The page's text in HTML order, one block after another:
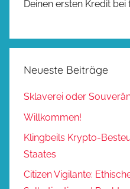
Deinen ersten Kredit
Neueste Beiträge
Sklaverei oder
Willkommen!
Klingbeils Krypto-
Staates
Citizen Vigilante: